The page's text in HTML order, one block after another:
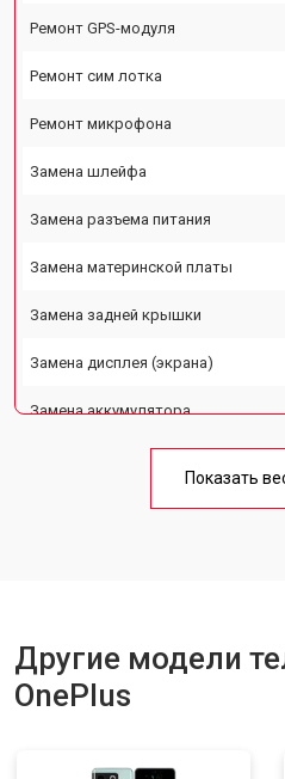
Ремонт GPS-модуля
Ремонт сим лотка
Ремонт микрофона
Замена шлейфа
Замена разъема питания
Замена материнской платы
Замена задней крышки
Замена дисплея (экрана)
Замена аккумулятора
Ремонт цепи питания
Показать
Другие модели
OnePlus